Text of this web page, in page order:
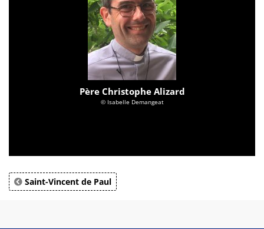
Père Christophe Alizard
© Isabelle Demangeat
Saint-Vincent de Paul